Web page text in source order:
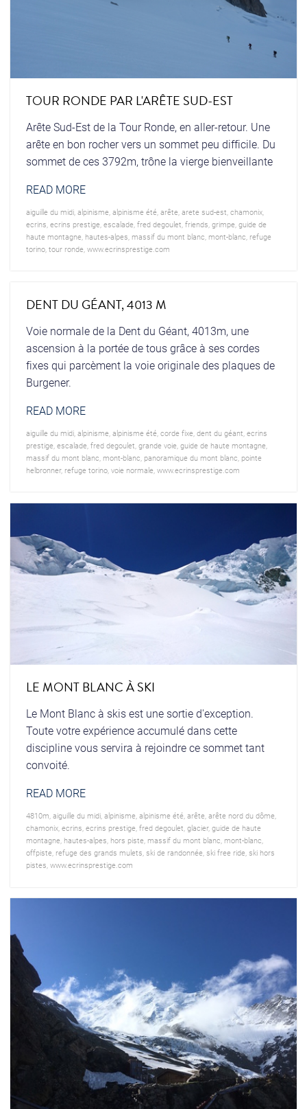
TOUR RONDE PAR L'ARÊTE SUD-EST
Arête Sud-Est de la Tour Ronde, en aller-retour. Une
arête en bon rocher vers un sommet peu difficile. Du
sommet de ces 3792m, trône la vierge bienveillante
READ MORE
aiguille du midi, alpinisme, alpinisme été, arête, arete sud-est chamonix,
ecrins ecrins prestige, escalade, fred degoulet friends grimpe, guide de
haute montagne, hautes-alpes massif du mont blanc mont-blanc refuge
torino, tour ronde, www.ecrinsprestige.com
DENT DU GÉANT, 4013 M
Voie normale de la Dent du Géant, 4013m, une
ascension à la portée de tous grâce à ses cordes
fixes qui parcèment la voie originale des plaques de
Burgener.
READ MORE
aiguille du midi, alpinisme, alpinisme été, corde fixe, dent du géant ecrins
prestige, escalade, fred degoulet grande voie, guide de haute montagne,
massif du mont blanc mont-blanc panoramique du mont blanc pointe
helbronner, refuge torino, voie normale, www.ecrinsprestige.com
LE MONT BLANC À SKI
Le Mont Blanc à skis est une sortie d'exception.
Toute votre expérience accumulé dans cette
discipline vous servira à rejoindre ce sommet tant
convoité.
READ MORE
4810m aiguille du midi, alpinisme, alpinisme été, arête, arête nord du dôme,
chamonix, ecrins ecrins prestige, fred degoulet glacier, guide de haute
montagne, hautes-alpes hors piste, massif du mont blanc mont-blanc
offpiste, refuge des grands mulets ski de randonnée, ski free ride, ski hors
pistes www.ecrinsprestige.com